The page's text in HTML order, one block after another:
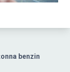
benzin